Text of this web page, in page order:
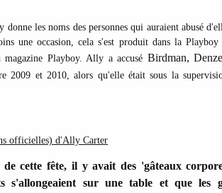
donne les noms des personnes qui auraient abusé
une occasion, cela s'est produit dans la
Playboy. Ally a accusé Birdman,
2009 et 2010, alors qu'elle était sous la
officielles) d'Ally Carter
cette fête, il y avait des 'gâteaux
s'allongeaient sur une table et que les